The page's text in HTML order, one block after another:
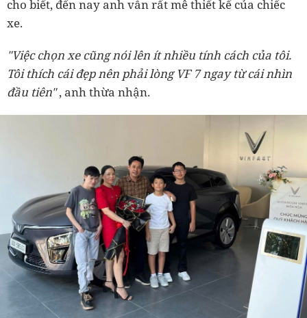
cho biết, đến nay anh vẫn rất mê thiết kế của chiếc
xe.
"Việc chọn xe cũng nói lên ít nhiều tính cách của tôi.
Tôi thích cái đẹp nên phải lòng VF 7 ngay từ cái nhìn
đầu tiên", anh thừa nhận.